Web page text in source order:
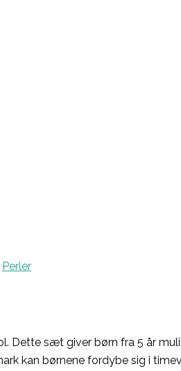
Perler
Dette sæt giver børn fra 5 år
kan børnene fordybe sig i